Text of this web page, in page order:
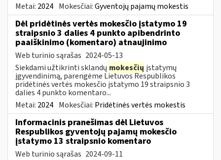
Metai: 2024 Mokesčiai:Gyventojų pajamų mokestis
Dėl pridėtinės vertės mokesčio įstatymo 19
straipsnio 3 dalies 4 punkto apibendrinto
paaiškinimo (komentaro) atnaujinimo
Web turinio sąrašas 2024-05-13
Siekdami užtikrinti sklandų mokesčių įstatymų
įgyvendinimą, parengėme Lietuvos Respublikos
pridėtinės vertės mokesčio įstatymo 19 straipsnio 3
dalies 4 punkto komentaro...
Metai: 2024 Mokesčiai: Pridėtinės vertės mokestis
Informacinis pranešimas dėl Lietuvos
Respublikos gyventojų pajamų mokesčio
įstatymo 13 straipsnio komentaro
Web turinio sąrašas 2024-09-11